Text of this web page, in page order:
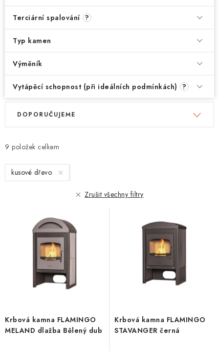
Terciární spalování ?
Typ kamen
Výměník
Vytápěcí schopnost (při ideálních podmínkách) ?
V
i
s
p
9
Ř
e
n
í
DOPORUČUJEME
kusové dřevo
Zrušit všechny filtry
Krbová kamna FLAMINGO
MELAND dlažba Bělený dub
Krbová kamna FLAMINGO
STAVANGER černá